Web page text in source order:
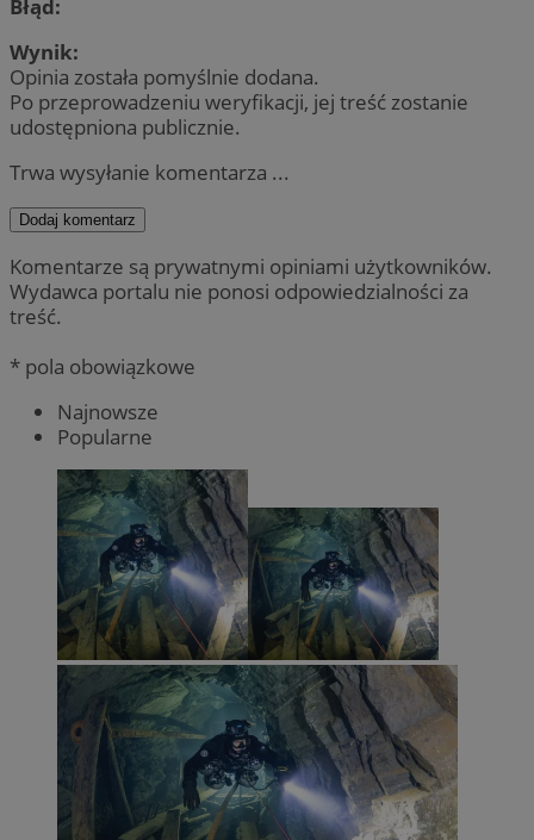
Błąd:
Wynik:
Opinia została pomyślnie dodana.
Po przeprowadzeniu weryfikacji, jej treść zostanie
udostępniona publicznie.
Trwa wysyłanie komentarza ...
Dodaj komentarz
Komentarze są prywatnymi opiniami użytkowników.
Wydawca portalu nie ponosi odpowiedzialności za
treść.
* pola obowiązkowe
Najnowsze
Popularne